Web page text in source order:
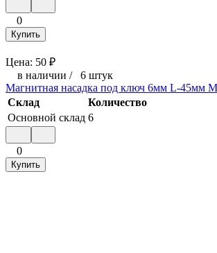
0
Купить
Цена: 50 ₽
в наличии / 6 штук
Магнитная насадка под ключ 6мм L-45мм
Склад
Количество
Основной склад 6
0
Купить